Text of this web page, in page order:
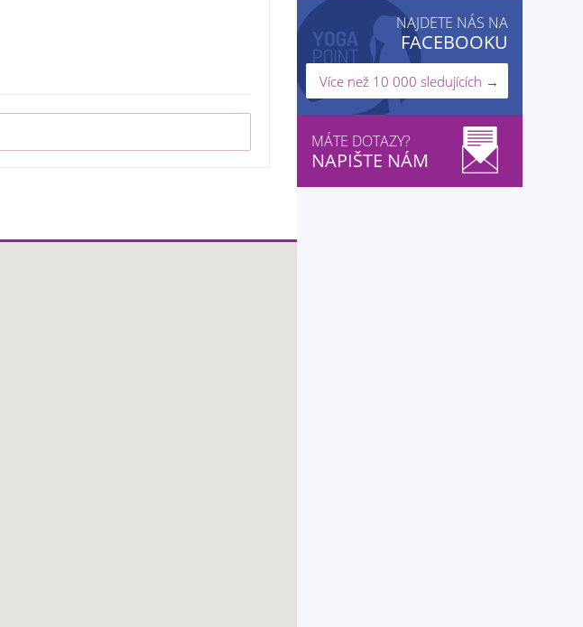
NAJDETE NÁS NA
FACEBOOKU
Více než 10 000 sledujících →
MÁTE DOTAZY?
NAPIŠTE NÁM